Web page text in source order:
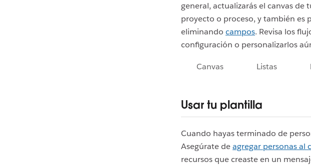
general, actualizarás el canvas
proyecto o proceso, y también es
eliminando campos. Revisa los
configuración o personalizarlos
Canvas Listas
Usar tu plantilla
Cuando hayas terminado de
Asegúrate deagregar personas al
recursos que creaste en un